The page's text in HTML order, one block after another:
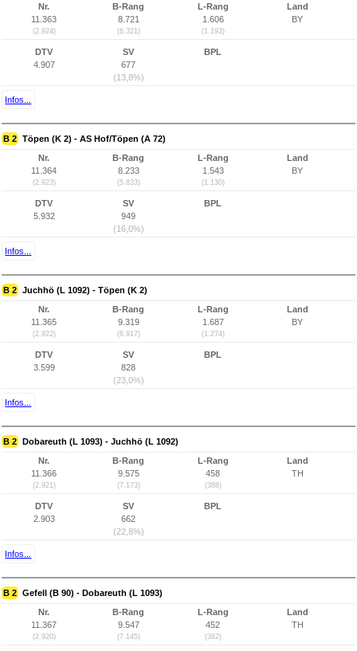
Nr.
11.363
(2.924)
B-Rang
8.721
(6.321)
L-Rang
1.606
(1.193)
Land
BY
DTV
4.907
SV
677
(13,8%)
BPL
Infos...
B 2 Töpen (K 2) - AS Hof/Töpen (A 72)
Nr.
11.364
(2.923)
B-Rang
8.233
(5.833)
L-Rang
1.543
(1.130)
Land
BY
DTV
5.932
SV
949
(16,0%)
BPL
Infos...
B 2 Juchhö (L 1092) - Töpen (K 2)
Nr.
11.365
(2.922)
B-Rang
9.319
(6.917)
L-Rang
1.687
(1.274)
Land
BY
DTV
3.599
SV
828
(23,0%)
BPL
Infos...
B 2 Dobareuth (L 1093) - Juchhö (L 1092)
Nr.
11.366
(2.921)
B-Rang
9.575
(7.173)
L-Rang
458
(388)
Land
TH
DTV
2.903
SV
662
(22,8%)
BPL
Infos...
B 2 Gefell (B 90) - Dobareuth (L 1093)
Nr.
11.367
(2.920)
B-Rang
9.547
(7.145)
L-Rang
452
(382)
Land
TH